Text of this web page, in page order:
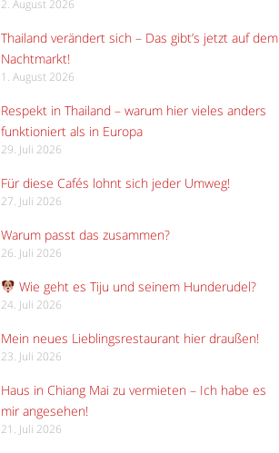
2. August 2026
Thailand verändert sich – Das gibt’s jetzt auf dem
Nachtmarkt!
1. August 2026
Respekt in Thailand – warum hier vieles anders
funktioniert als in Europa
29. Juli 2026
Für diese Cafés lohnt sich jeder Umweg!
27. Juli 2026
Warum passt das zusammen?
26. Juli 2026
Wie geht es Tiju und seinem Hunderudel?
24. Juli 2026
Mein neues Lieblingsrestaurant hier draußen!
23. Juli 2026
Haus in Chiang Mai zu vermieten – Ich habe es
mir angesehen!
21. Juli 2026